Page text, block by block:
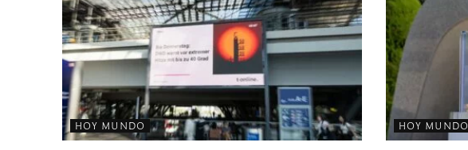
HOY MUNDO HOY MUNDO